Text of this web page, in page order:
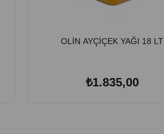
OLİN AYÇİÇEK YAĞI 18 LT
₺1.835,00